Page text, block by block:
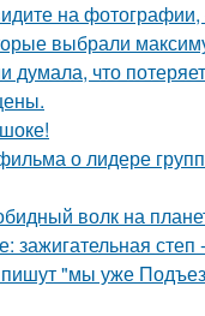
на фотографии,
выбрали
думала, что
о лидере
волк на
зажигательная
пишут "мы уже